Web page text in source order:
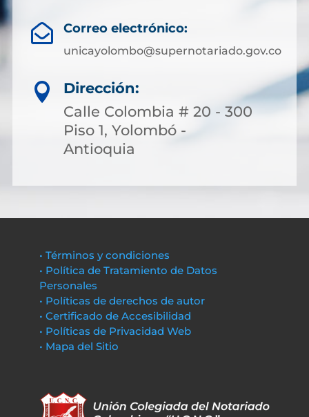
 Correo electrónico:
unicayolombo@supernotariado.gov.co

Dirección:
Calle Colombia # 20 - 300
Piso 1, Yolombó -
Antioquia
• Términos y condiciones
• Política de Tratamiento de Datos
Personales
• Políticas de derechos de autor
• Certificado de Accesibilidad
• Políticas de Privacidad Web
• Mapa del Sitio